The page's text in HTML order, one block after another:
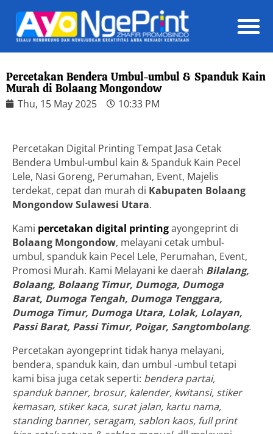
Percetakan Bendera Umbul-umbul & Spanduk Kain
Murah di Bolaang Mongondow
Thu, 15 May 2025 10:33 PM
Percetakan Digital Printing Tempat Jasa Cetak
Bendera Umbul-umbul kain & Spanduk Kain Pecel
Lele, Nasi Goreng, Perumahan, Event, Majelis
terdekat, cepat dan murah di Kabupaten Bolaang
MongondowSulawesi Utara.
Kami percetakan digital printingayongeprint di
Bolaang Mongondow, melayani cetak umbul-
umbul, spanduk kain Pecel Lele, Perumahan, Event,
Promosi Murah. Kami Melayani ke daerah Bilalang,
Bolaang, Bolaang Timur, Dumoga, Dumoga
Barat, Dumoga Tengah, Dumoga Tenggara,
Dumoga Timur, Dumoga Utara, Lolak, Lolayan,
Passi Barat, Passi Timur, Poigar, Sangtombolang.
Percetakan ayongeprint tidak hanya melayani,
bendera, spanduk kain, dan umbul -umbul tetapi
kami bisa juga cetak seperti: bendera partai,
spanduk banner, brosur, kalender, kwitansi, stiker
kemasan, stiker kaca, surat jalan, kartu nama,
standing banner, seragam, sablon kaos, full print